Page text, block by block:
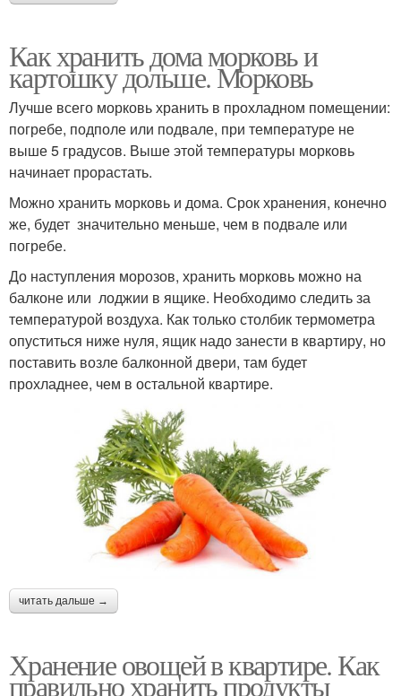
Как хранить дома морковь и
картошку дольше. Морковь
Лучше всего морковь хранить в прохладном помещении:
погребе, подполе или подвале, при температуре не
выше 5 градусов. Выше этой температуры морковь
начинает прорастать.
Можно хранить морковь и дома. Срок хранения, конечно
же, будет значительно меньше, чем в подвале или
погребе.
До наступления морозов, хранить морковь можно на
балконе или лоджии в ящике. Необходимо следить за
температурой воздуха. Как только столбик термометра
опуститься ниже нуля, ящик надо занести в квартиру, но
поставить возле балконной двери, там будет
прохладнее, чем в остальной квартире.
читать дальше →
Хранение овощей в квартире. Как
правильно хранить продукты